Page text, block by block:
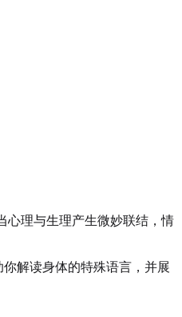
心理与生理产生微妙联结，情
解读身体的特殊语言，并展